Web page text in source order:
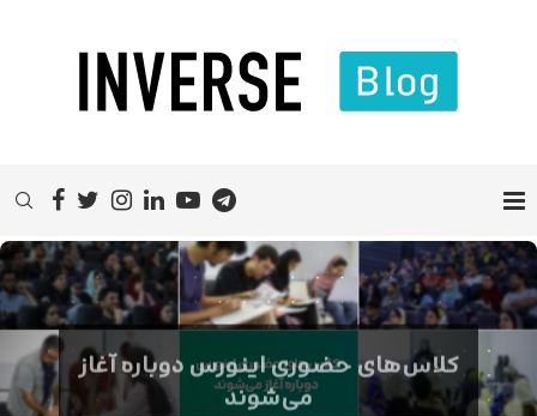
کلاس‌های حضوری اینورس دوباره آغاز
می‌شوند